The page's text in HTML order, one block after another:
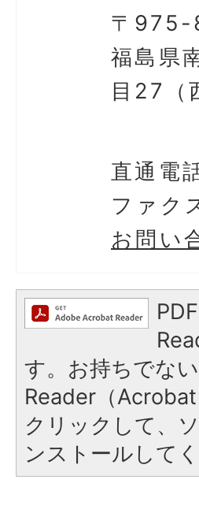
〒
福島県
目27（
直通電
ファク
お問い
す。お持ちでな
Reader（
クリックして、
ンストールしてく